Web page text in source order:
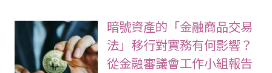
暗號資產的「金融商品交易
法」移行對實務有何影響？
從金融審議會工作小組報告